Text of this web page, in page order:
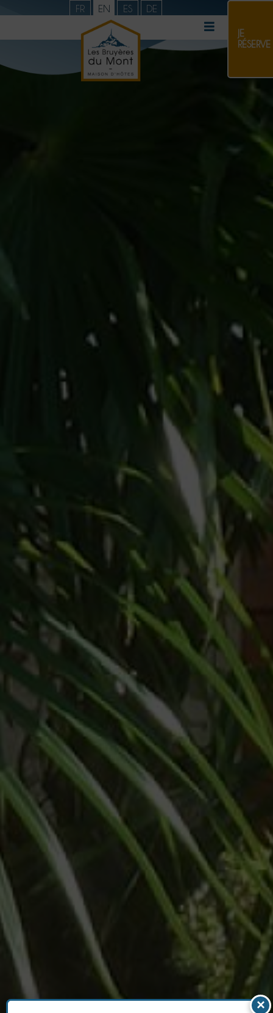
FR EN ES DE
JE
RÉSERVE
×